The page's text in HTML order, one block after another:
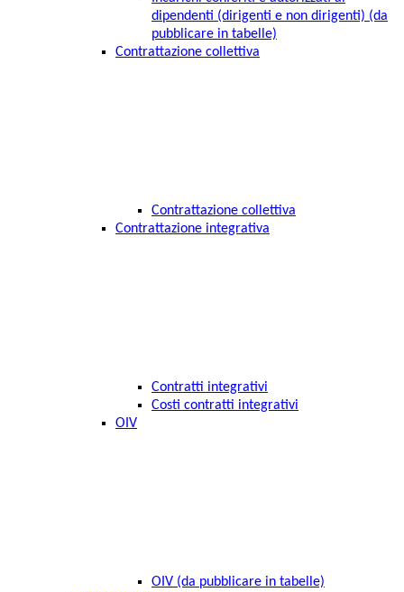
dipendenti (dirigenti e non dirigenti) (da
pubblicare in tabelle)
Contrattazione collettiva
Contrattazione collettiva
Contrattazione integrativa
Contratti integrativi
Costi contratti integrativi
OIV
OIV (da pubblicare in tabelle)